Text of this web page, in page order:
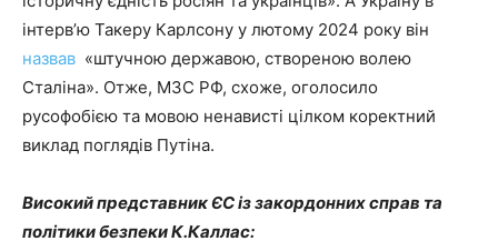
інтерв’ю Такеру Карлсону у лютому 2024 року він
назвав «штучною державою, створеною волею
Сталіна». Отже, МЗС РФ, схоже, оголосило
русофобією та мовою ненависті цілком коректний
виклад поглядів Путіна.
Високий представник ЄС із закордонних справ та
політики безпеки К.Каллас: